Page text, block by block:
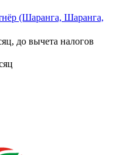
(Шаранга, Шаранга,
до вычета налогов